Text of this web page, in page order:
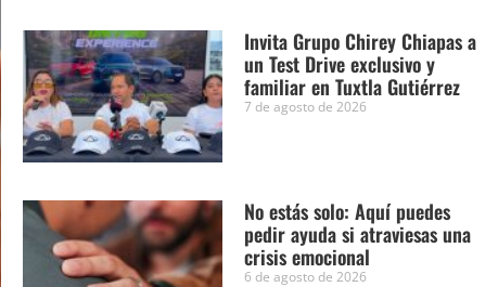
Invita Grupo Chirey Chiapas a
un Test Drive exclusivo y
familiar en Tuxtla Gutiérrez
7 de agosto de 2026
No estás solo: Aquí puedes
pedir ayuda si atraviesas una
crisis emocional
6 de agosto de 2026